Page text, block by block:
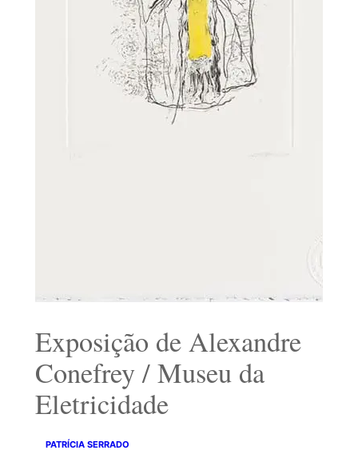
Exposição de Alexandre
Conefrey / Museu da
Eletricidade
PATRÍCIA SERRADO